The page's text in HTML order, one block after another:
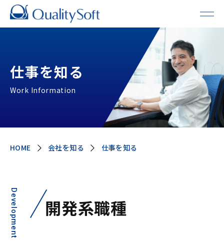
仕事を知る
Work Information
HOME 会社を知る 仕事を知る
開発系職種
Development